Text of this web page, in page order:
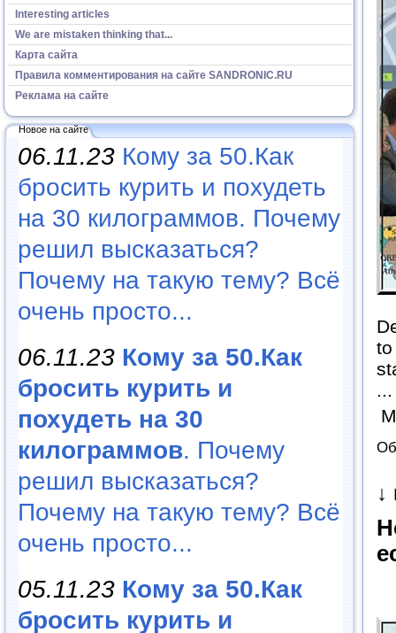
Interesting articles
We are mistaken thinking that...
Карта сайта
Правила комментирования на сайте SANDRONIC.RU
Реклама на сайте
Новое на сайте
06.11.23 Кому за 50.Как
бросить курить и похудеть
на 30 килограммов. Почему
решил высказаться?
Почему на такую тему? Всё
очень просто...
06.11.23 Кому за 50.Как
бросить курить и
похудеть на 30
килограммов. Почему
решил высказаться?
Почему на такую тему? Всё
очень просто...
05.11.23 Кому за 50.Как
бросить курить и